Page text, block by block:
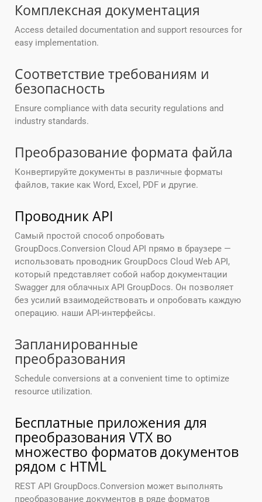
Комплексная документация
Access detailed documentation and support resources for
easy implementation.
Соответствие требованиям и
безопасность
Ensure compliance with data security regulations and
industry standards.
Преобразование формата файла
Конвертируйте документы в различные форматы
файлов, такие как Word, Excel, PDF и другие.
Проводник API
Самый простой способ опробовать
GroupDocs.Conversion Cloud API прямо в браузере —
использовать проводник GroupDocs Cloud Web API,
который представляет собой набор документации
Swagger для облачных API GroupDocs. Он позволяет
без усилий взаимодействовать и опробовать каждую
операцию. наши API-интерфейсы.
Запланированные
преобразования
Schedule conversions at a convenient time to optimize
resource utilization.
Бесплатные приложения для
преобразования VTX во
множество форматов документов
рядом с HTML
REST API GroupDocs.Conversion может выполнять
преобразование документов в ряде форматов